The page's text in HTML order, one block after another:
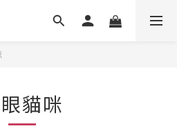
貓咪